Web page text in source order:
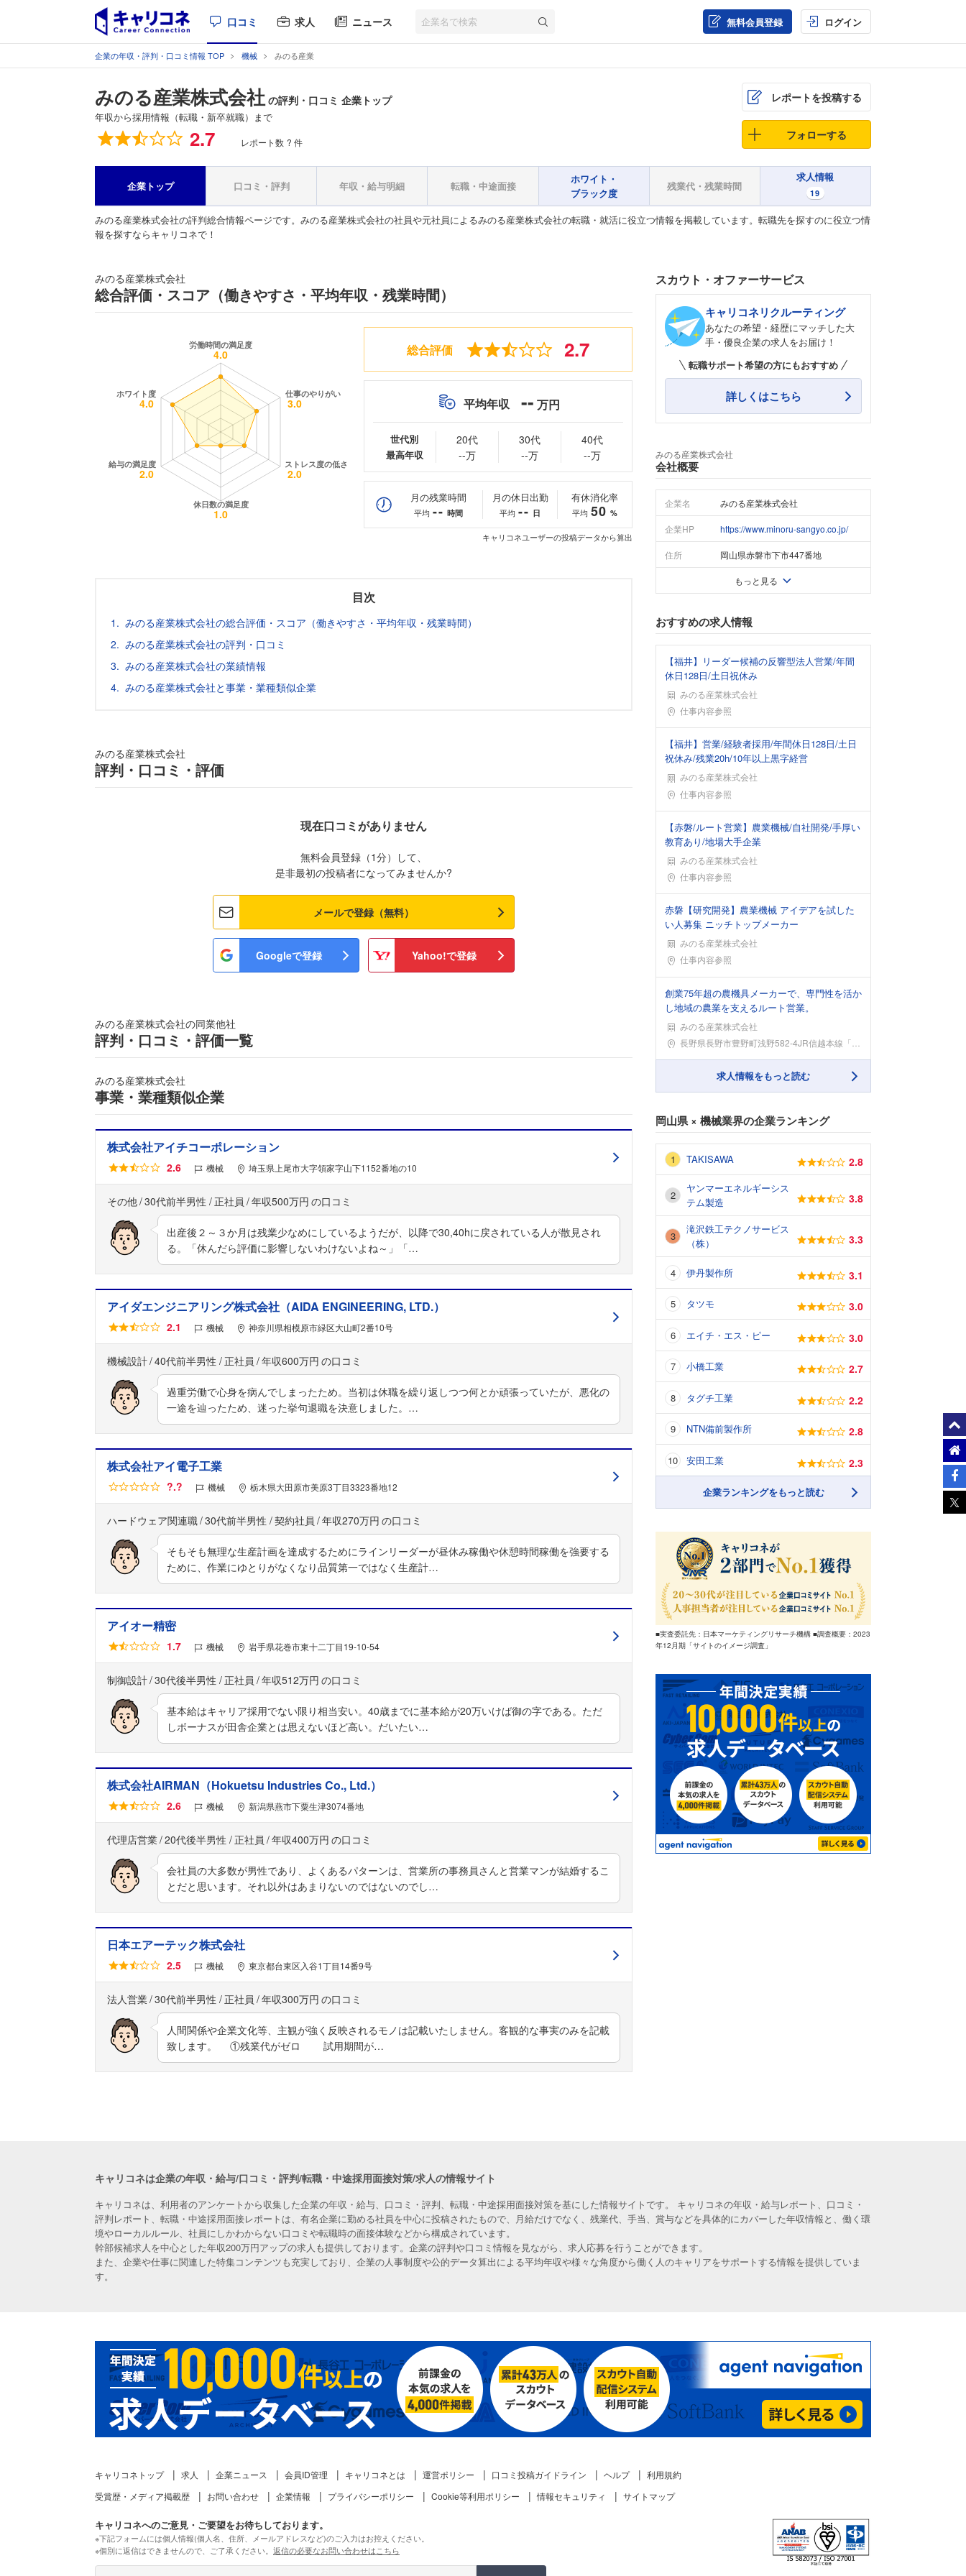
口コミ 求人 ニュース 無料会員登録 ログイン
企業の年収・評判・口コミ情報 TOP 機械 みのる産業
みのる産業株式会社 の評判・口コミ 企業トップ
年収から採用情報（転職・新卒就職）まで
総合評価 2.7 レポート数 ? 件
レポートを投稿する
フォローする
企業トップ 口コミ・評判 年収・給与明細 転職・中途面接
ホワイト・
ブラック度
残業代・残業時間
求人情報
19
みのる産業株式会社の評判総合情報ページです。みのる産業株式会社の社員や元社員によるみのる産業株式会社の転職・就活に役立つ情報を掲載しています。転職先を探すのに役立つ情
報を探すならキャリコネで！
みのる産業株式会社
総合評価・スコア（働きやすさ・平均年収・残業時間）
総合評価 2.7
平均年収 -- 万円
世代別
最高年収
20代
--万
30代
--万
40代
--万
月の残業時間
平均 -- 時間
月の休日出勤
平均 -- 日
有休消化率
平均 50 %
キャリコネユーザーの投稿データから算出
目次
みのる産業株式会社の総合評価・スコア（働きやすさ・平均年収・残業時間）
みのる産業株式会社の評判・口コミ
みのる産業株式会社の業績情報
みのる産業株式会社と事業・業種類似企業
みのる産業株式会社
評判・口コミ・評価
現在口コミがありません
無料会員登録（1分）して、
是非最初の投稿者になってみませんか?
メールで登録（無料）
Googleで登録 Yahoo!で登録
みのる産業株式会社の同業他社
評判・口コミ・評価一覧
みのる産業株式会社
事業・業種類似企業
株式会社アイチコーポレーション
2.6 機械 埼玉県上尾市大字領家字山下1152番地の10
その他 30代前半男性 正社員 年収500万円
出産後２～３か月は残業少なめにしているようだが、以降で30,40hに戻されている人が散見され
る。「休んだら評価に影響しないわけないよね～」「…
アイダエンジニアリング株式会社（AIDA ENGINEERING, LTD.）
2.1 機械 神奈川県相模原市緑区大山町2番10号
機械設計 40代前半男性 正社員 年収600万円
過重労働で心身を病んでしまったため。当初は休職を繰り返しつつ何とか頑張っていたが、悪化の
一途を辿ったため、迷った挙句退職を決意しました。…
株式会社アイ電子工業
?.? 機械 栃木県大田原市美原3丁目3323番地12
ハードウェア関連職 30代前半男性 契約社員 年収270万円
そもそも無理な生産計画を達成するためにラインリーダーが昼休み稼働や休憩時間稼働を強要する
ために、作業にゆとりがなくなり品質第一ではなく生産計…
アイオー精密
1.7 機械 岩手県花巻市東十二丁目19-10-54
制御設計 30代後半男性 正社員 年収512万円
基本給はキャリア採用でない限り相当安い。40歳までに基本給が20万いけば御の字である。ただ
しボーナスが田舎企業とは思えないほど高い。だいたい…
株式会社AIRMAN（Hokuetsu Industries Co., Ltd.）
2.6 機械 新潟県燕市下粟生津3074番地
代理店営業 20代後半男性 正社員 年収400万円
会社員の大多数が男性であり、よくあるパターンは、営業所の事務員さんと営業マンが結婚するこ
とだと思います。それ以外はあまりないのではないのでし…
日本エアーテック株式会社
2.5 機械 東京都台東区入谷1丁目14番9号
法人営業 30代前半男性 正社員 年収300万円
人間関係や企業文化等、主観が強く反映されるモノは記載いたしません。客観的な事実のみを記載
致します。 ①残業代がゼロ 試用期間が…
スカウト・オファーサービス
キャリコネリクルーティング
あなたの希望・経歴にマッチした大
手・優良企業の求人をお届け！
転職サポート希望の方にもおすすめ
詳しくはこちら
みのる産業株式会社
会社概要
企業名 みのる産業株式会社
企業HP https://www.minoru-sangyo.co.jp/
住所 岡山県赤磐市下市447番地
もっと見る
おすすめの求人情報
【福井】リーダー候補の反響型法人営業/年間
休日128日/土日祝休み
みのる産業株式会社
勤務地仕事内容参照
【福井】営業/経験者採用/年間休日128日/土日
祝休み/残業20h/10年以上黒字経営
みのる産業株式会社
勤務地仕事内容参照
【赤磐/ルート営業】農業機械/自社開発/手厚い
教育あり/地場大手企業
みのる産業株式会社
勤務地仕事内容参照
赤磐【研究開発】農業機械 アイデアを試した
い人募集 ニッチトップメーカー
みのる産業株式会社
勤務地仕事内容参照
創業75年超の農機具メーカーで、専門性を活か
し地域の農業を支えるルート営業。
みのる産業株式会社
勤務地長野県長野市豊野町浅野582-4JR信越本線「豊野
求人情報をもっと読む
岡山県× 機械業界の企業ランキング
TAKISAWA 2.8
ヤンマーエネルギーシス
テム製造
3.8
滝沢鉄工テクノサービス
（株）
3.3
伊丹製作所 3.1
タツモ 3.0
エイチ・エス・ピー 3.0
小橋工業 2.7
タグチ工業 2.2
NTN備前製作所 2.8
安田工業 2.3
企業ランキングをもっと読む
■実査委託先：日本マーケティングリサーチ機構 ■調査概要：2023
年12月期「サイトのイメージ調査」
キャリコネは企業の年収・給与/口コミ・評判/転職・中途採用面接対策/求人の情報サイト
キャリコネは、利用者のアンケートから収集した企業の年収・給与、口コミ・評判、転職・中途採用面接対策を基にした情報サイトです。 キャリコネの年収・給与レポート、口コミ・
評判レポート、転職・中途採用面接レポートは、有名企業に勤める社員を中心に投稿されたもので、月給だけでなく、残業代、手当、賞与などを具体的にカバーした年収情報と、働く環
境やローカルルール、社員にしかわからない口コミや転職時の面接体験などから構成されています。
幹部候補求人を中心とした年収200万円アップの求人も提供しております。企業の評判や口コミ情報を見ながら、求人応募を行うことができます。
また、企業や仕事に関連した特集コンテンツも充実しており、企業の人事制度や公的データ算出による平均年収や様々な角度から働く人のキャリアをサポートする情報を提供していま
す。
キャリコネトップ 求人 企業ニュース 会員ID管理 キャリコネとは 運営ポリシー 口コミ投稿ガイドライン ヘルプ
利用規約
受賞歴・メディア掲載歴
お問い合わせ 企業情報 プライバシーポリシー Cookie等利用ポリシー 情報セキュリティ サイトマップ
キャリコネへのご意見・ご要望をお待ちしております。
※下記フォームには個人情報(個人名、住所、メールアドレスなど)のご入力はお控えください。
※個別に返信はできませんので、ご了承ください。 返信の必要なお問い合わせはこちら